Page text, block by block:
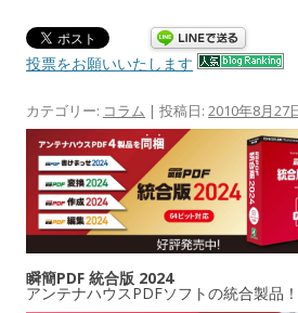
投票をお願いいたします
カテゴリー: コラム | 投稿日: 2010年8月27
瞬簡PDF 統合版 2024
アンテナハウスPDFソフトの統合製品！